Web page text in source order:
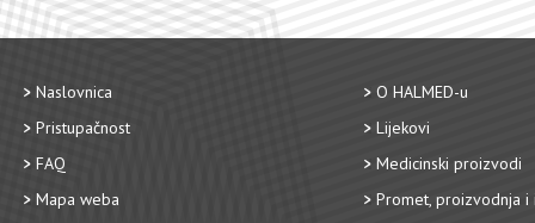
Naslovnica
Pristupačnost
FAQ
Mapa weba
O HALMED-u
Lijekovi
Medicinski proizvodi
Promet, proizvodnja i